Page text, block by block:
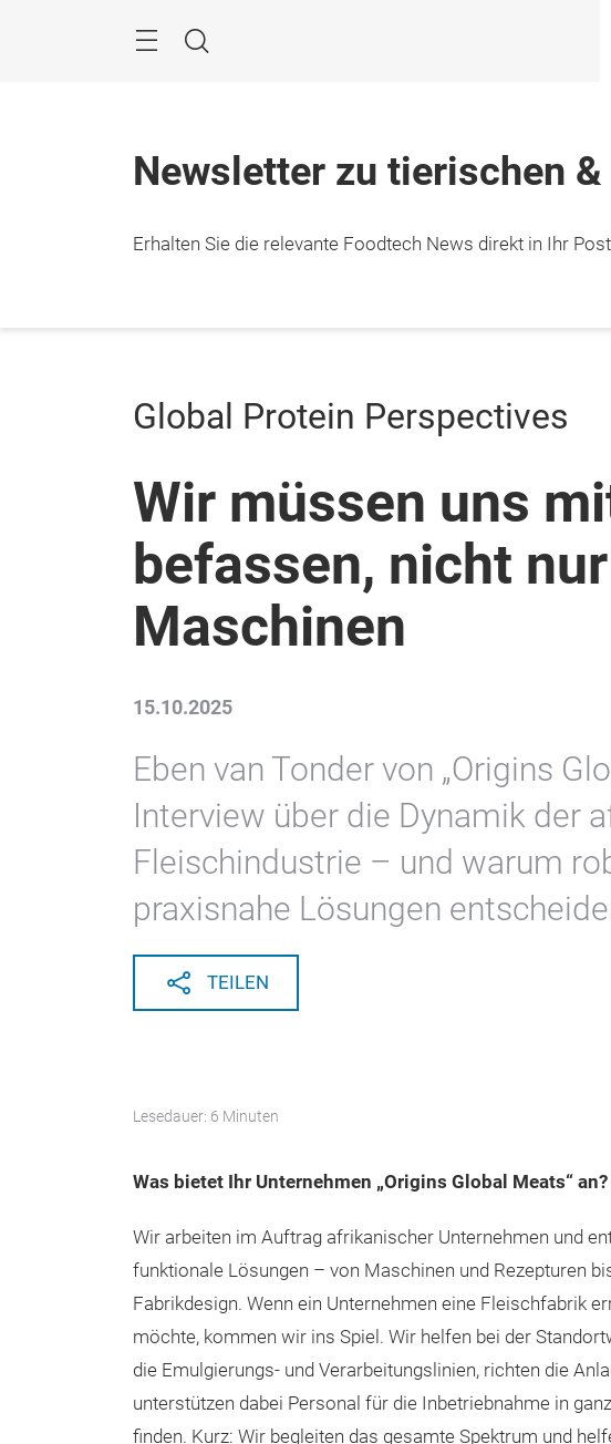
Suche
Newsletter zu tierischen
Erhalten Sie die relevante Foodtech News direkt in Ihr
Global Protein Perspectives
Wir müssen uns
befassen, nicht
Maschinen
15.10.2025
Eben van Tonder von „Origins
Interview über die Dynamik der
Fleischindustrie – und warum
praxisnahe Lösungen
TEILEN
Lesedauer: 6 Minuten
Was bietet Ihr Unternehmen „Origins Global Meats“ an?
Wir arbeiten im Auftrag afrikanischer Unternehmen und
funktionale Lösungen – von Maschinen und Rezepturen
Fabrikdesign. Wenn ein Unternehmen eine Fleischfabrik
möchte, kommen wir ins Spiel. Wir helfen bei der
die Emulgierungs- und Verarbeitungslinien, richten die
unterstützen dabei Personal für die Inbetriebnahme in
finden. Kurz: Wir begleiten das gesamte Spektrum und